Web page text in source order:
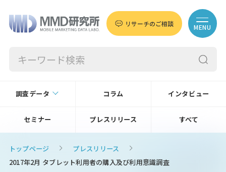
リサーチのご相談 MENU
調査データ コラム インタビュー
セミナー プレスリリース すべて
トップページ
プレスリリース
2017年2月 タブレット利用者の購入及び利用意識調査